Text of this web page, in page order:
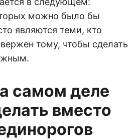
можно было бы
являются теми, кто
тому, чтобы сделать
самом деле
вместо